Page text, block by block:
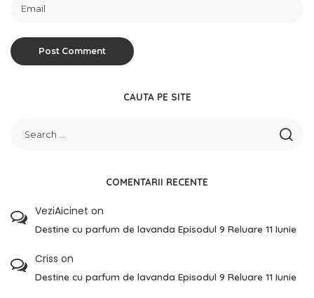
CAUTA PE SITE
COMENTARII RECENTE
VeziAicinet on
Destine cu parfum de lavanda Episodul 9 Reluare 11 Iunie
Criss on
Destine cu parfum de lavanda Episodul 9 Reluare 11 Iunie